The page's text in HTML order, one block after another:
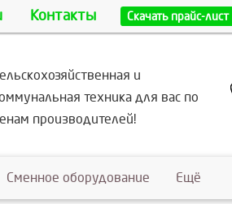
Контакты Скачать прайс-лист
и
техника для вас по
производителей!
Сменное оборудование Ещё